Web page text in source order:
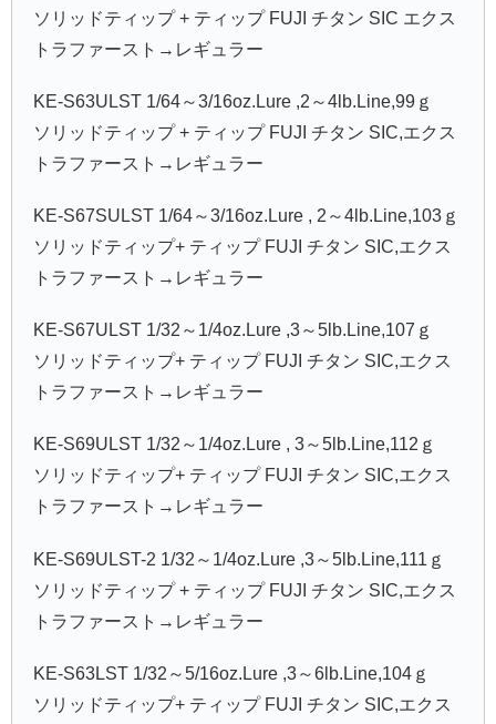
ソリッドティップ + ティップ FUJI チタン SIC エクス
トラファースト→レギュラー
KE-S63ULST 1/64～3/16oz.Lure ,2～4lb.Line,99ｇ
ソリッドティップ + ティップ FUJI チタン SIC,エクス
トラファースト→レギュラー
KE-S67SULST 1/64～3/16oz.Lure , 2～4lb.Line,103ｇ
ソリッドティップ+ ティップ FUJI チタン SIC,エクス
トラファースト→レギュラー
KE-S67ULST 1/32～1/4oz.Lure ,3～5lb.Line,107ｇ
ソリッドティップ+ ティップ FUJI チタン SIC,エクス
トラファースト→レギュラー
KE-S69ULST 1/32～1/4oz.Lure , 3～5lb.Line,112ｇ
ソリッドティップ+ ティップ FUJI チタン SIC,エクス
トラファースト→レギュラー
KE-S69ULST-2 1/32～1/4oz.Lure ,3～5lb.Line,111ｇ
ソリッドティップ + ティップ FUJI チタン SIC,エクス
トラファースト→レギュラー
KE-S63LST 1/32～5/16oz.Lure ,3～6lb.Line,104ｇ
ソリッドティップ+ ティップ FUJI チタン SIC,エクス